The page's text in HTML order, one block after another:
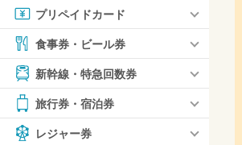
プリペイドカード
食事券・ビール券
新幹線・特急回数券
旅行券・宿泊券
レジャー券